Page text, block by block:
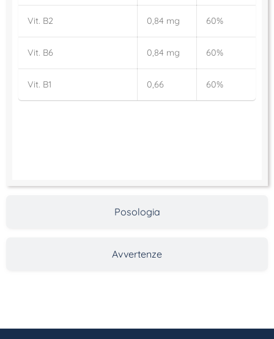
Posologia
Avvertenze
Vit. B2 0,84 mg 60%
Vit. B6 0,84 mg 60%
Vit. B1 0,66 60%